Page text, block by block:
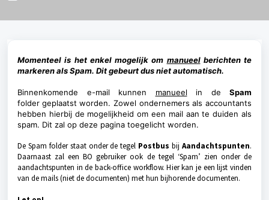
Momenteel is het enkel mogelijk om manueelberichten te
markeren als Spam. Dit gebeurt dus niet automatisch.
Binnenkomende e-mail kunnen manueel in de Spam
folder geplaatst worden. Zowel ondernemers als accountants
hebben hierbij de mogelijkheid om een mail aan te duiden als
spam. Dit zal op deze pagina toegelicht worden.
De Spam folder staat onder de tegel Postbus bijAandachtspunten.
Daarnaast zal een BO gebruiker ook de tegel ‘Spam’ zien onder de
aandachtspunten in de back-office workflow. Hier kan je een lijst vinden
van de mails (niet de documenten) met hun bijhorende documenten.